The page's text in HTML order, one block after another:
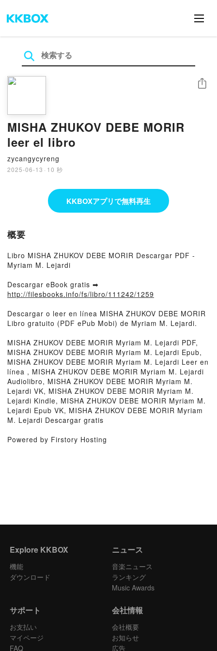
MISHA ZHUKOV DEBE MORIR
leer el libro
zycangycyreng
2025-06-13 · 10 秒
シェア
KKBOXアプリで無料再生
概要
Libro MISHA ZHUKOV DEBE MORIR Descargar PDF -
Myriam M. Lejardi
Descargar eBook gratis ➡
http://filesbooks.info/fs/libro/111242/1259
Descargar o leer en línea MISHA ZHUKOV DEBE MORIR
Libro gratuito (PDF ePub Mobi) de Myriam M. Lejardi.
MISHA ZHUKOV DEBE MORIR Myriam M. Lejardi PDF,
MISHA ZHUKOV DEBE MORIR Myriam M. Lejardi Epub,
MISHA ZHUKOV DEBE MORIR Myriam M. Lejardi Leer en
línea , MISHA ZHUKOV DEBE MORIR Myriam M. Lejardi
Audiolibro, MISHA ZHUKOV DEBE MORIR Myriam M.
Lejardi VK, MISHA ZHUKOV DEBE MORIR Myriam M.
Lejardi Kindle, MISHA ZHUKOV DEBE MORIR Myriam M.
Lejardi Epub VK, MISHA ZHUKOV DEBE MORIR Myriam
M. Lejardi Descargar gratis
Powered by Firstory Hosting
Explore KKBOX
機能
ダウンロード
ニュース
音楽ニュース
ランキング
Music Awards
サポート
お支払い
マイページ
FAQ
会社情報
会社概要
お知らせ
広告